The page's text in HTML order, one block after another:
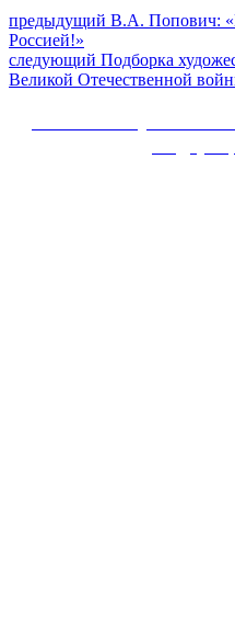
Навигация
по
записям
предыдущий Предыдущий
В.А. Попович:
Россией!»
следующий Следующее
сообщение:
Подборка
Великой Отечественной